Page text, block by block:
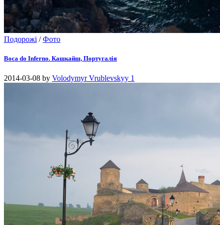
Подорожі /Фото
Boca do Inferno. Кашкайш, Португалія
2014-03-08 by Volodymyr Vrublevskyy 1